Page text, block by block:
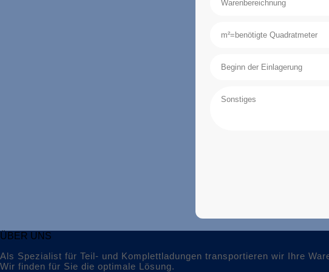
ÜBER UNS
Als Spezialist für Teil- und Komplettladungen transportieren wir Ihre
Wir finden für Sie die optimale Lösung.